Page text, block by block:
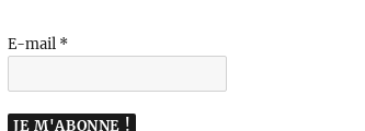
E-mail *